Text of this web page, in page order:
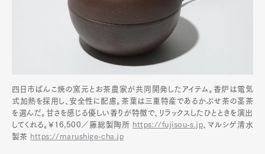
四日市ばんこ焼の窯元とお茶農家が共同開発したアイテム。香炉は電気
式加熱を採用し、安全性に配慮。茶葉は三重特産であるかぶせ茶の茎茶
を選んだ。甘さを感じる優しい香りが特徴で、リラックスしたひとときを演出
してくれる。¥16,500／藤総製陶所 https://fujisou-s.jp 、マルシゲ清水
製茶 https://marushige-cha.jp